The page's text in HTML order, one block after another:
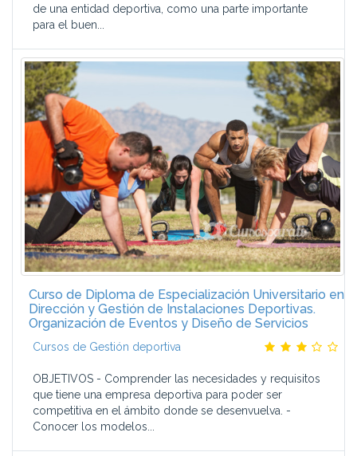
de una entidad deportiva, como una parte importante
para el buen...
Curso de Diploma de Especialización Universitario en
Dirección y Gestión de Instalaciones Deportivas.
Organización de Eventos y Diseño de Servicios
Cursos de Gestión deportiva
OBJETIVOS - Comprender las necesidades y requisitos
que tiene una empresa deportiva para poder ser
competitiva en el ámbito donde se desenvuelva. -
Conocer los modelos...